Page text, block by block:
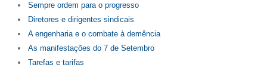
Sempre ordem para o progresso
Diretores e dirigentes sindicais
A engenharia e o combate à demência
As manifestações do 7 de Setembro
Tarefas e tarifas